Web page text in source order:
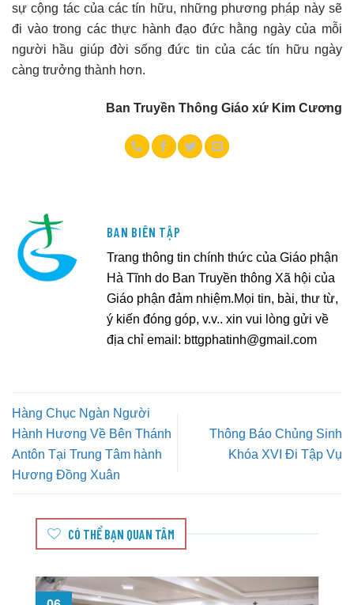
sự cộng tác của các tín hữu, những phương pháp này sẽ
đi vào trong các thực hành đạo đức hằng ngày của mỗi
người hầu giúp đời sống đức tin của các tín hữu ngày
càng trưởng thành hơn.
Ban Truyền Thông Giáo xứ Kim Cương
BAN BIÊN TẬP
Trang thông tin chính thức của Giáo phận
Hà Tĩnh do Ban Truyền thông Xã hội của
Giáo phận đảm nhiệm.Mọi tin, bài, thư từ,
ý kiến đóng góp, v.v.. xin vui lòng gửi về
địa chỉ email: bttgphatinh@gmail.com
Hàng Chục Ngàn Người
Hành Hương Về Bên Thánh
Antôn Tại Trung Tâm hành
Hương Đồng Xuân
Thông Báo Chủng Sinh
Khóa XVI Đi Tập Vụ
CÓ THỂ BẠN QUAN TÂM